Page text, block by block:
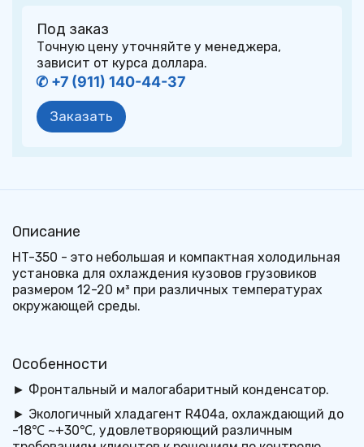
Под заказ
Точную цену уточняйте у менеджера,
зависит от курса доллара.
✆ +7 (911) 140-44-37
Заказать
Описание
HT-350 - это небольшая и компактная холодильная
установка для охлаждения кузовов грузовиков
размером 12-20 м³ при различных температурах
окружающей среды.
Особенности
► Фронтальный и малогабаритный конденсатор.
► Экологичный хладагент R404a, охлаждающий до
-18℃ ~+30℃, удовлетворяющий различным